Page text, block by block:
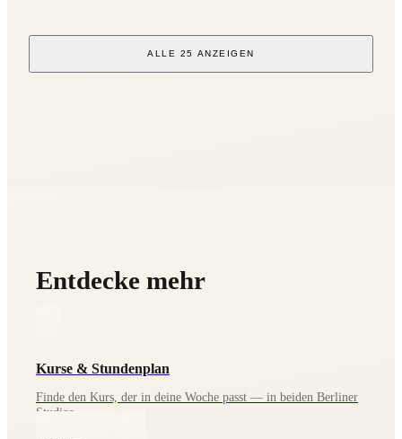
Founder & Yoga Teacher
Sound Healer
Sound & Energy Therapist
Yoga Teacher & Sound Healing Practitioner
ALLE 25 ANZEIGEN
Entdecke mehr
Kurse & Stundenplan
Finde den Kurs, der in deine Woche passt — in beiden Berliner
Studios.